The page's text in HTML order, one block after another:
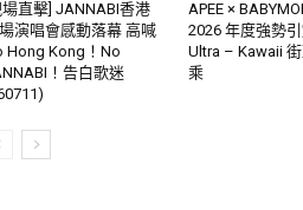
場直擊] JANNABI香港
演唱會感動落幕 高喊
Hong Kong！No
！告白歌迷
APEE ×
2026 年度強勢
Ultra – Kawaii
乘